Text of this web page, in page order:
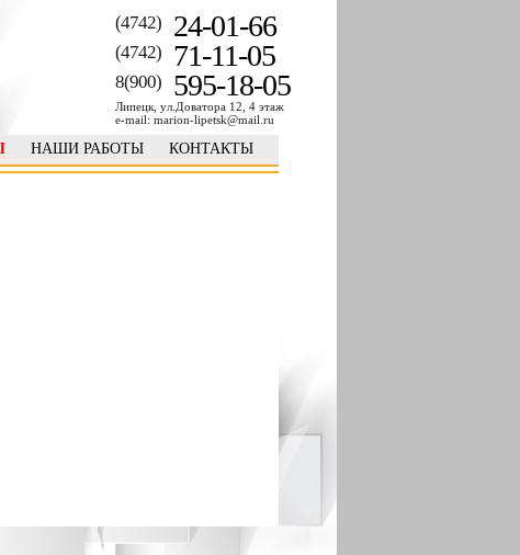
(4742) 24-01-66
(4742) 71-11-05
8(900) 595-18-05
Липецк, ул.Доватора 12, 4 этаж
e-mail: marion-lipetsk@mail.ru
НАШИ РАБОТЫ КОНТАКТЫ